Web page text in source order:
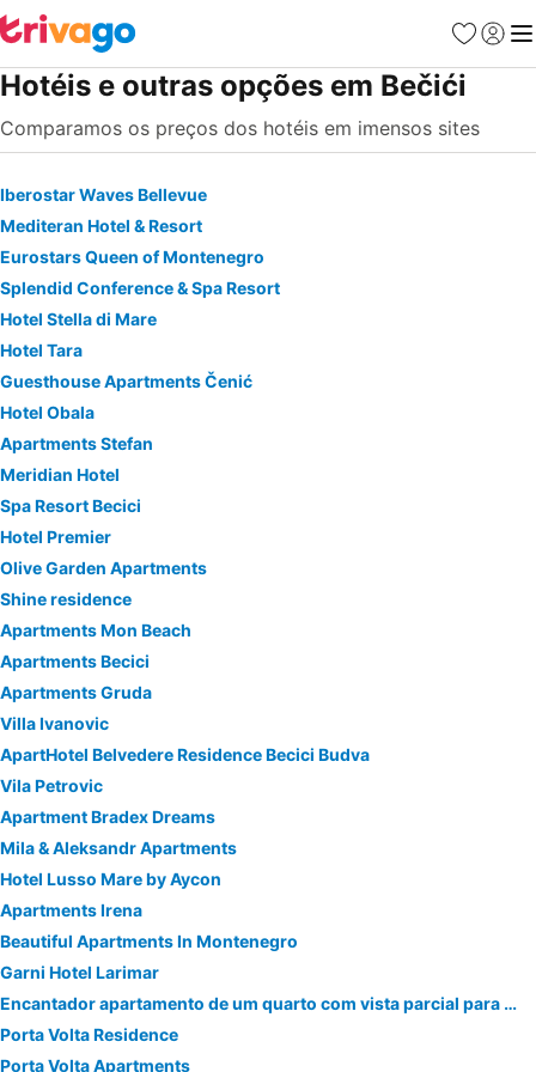
Favoritos
Iniciar
Hotéis e outras opções em Bečići
Comparamos os preços dos hotéis em imensos sites
Iberostar Waves Bellevue
Mediteran Hotel & Resort
Eurostars Queen of Montenegro
Splendid Conference & Spa Resort
Hotel Stella di Mare
Hotel Tara
Guesthouse Apartments Čenić
Hotel Obala
Apartments Stefan
Meridian Hotel
Spa Resort Becici
Hotel Premier
Olive Garden Apartments
Shine residence
Apartments Mon Beach
Apartments Becici
Apartments Gruda
Villa Ivanovic
ApartHotel Belvedere Residence Becici Budva
Vila Petrovic
Apartment Bradex Dreams
Mila & Aleksandr Apartments
Hotel Lusso Mare by Aycon
Apartments Irena
Beautiful Apartments In Montenegro
Garni Hotel Larimar
Encantador apartamento de um quarto com vista parcial para o mar
Porta Volta Residence
Porta Volta Apartments